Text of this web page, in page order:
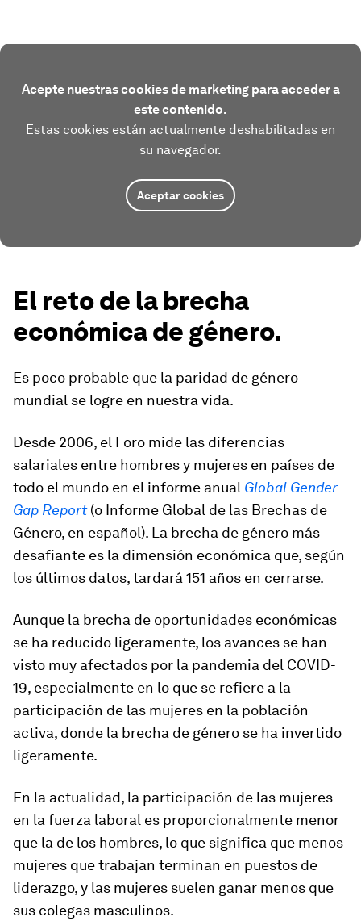
Acepte nuestras cookies de marketing para acceder a
este contenido.
Estas cookies están actualmente deshabilitadas en
su navegador.
Aceptar cookies
El reto de la brecha
económica de género.
Es poco probable que la paridad de género
mundial se logre en nuestra vida.
Desde 2006, el Foro mide las diferencias
salariales entre hombres y mujeres en países de
todo el mundo en el informe anual Global Gender
Gap Report(o Informe Global de las Brechas de
Género, en español). La brecha de género más
desafiante es la dimensión económica que, según
los últimos datos, tardará 151 años en cerrarse.
Aunque la brecha de oportunidades económicas
se ha reducido ligeramente, los avances se han
visto muy afectados por la pandemia del COVID-
19, especialmente en lo que se refiere a la
participación de las mujeres en la población
activa, donde la brecha de género se ha invertido
ligeramente.
En la actualidad, la participación de las mujeres
en la fuerza laboral es proporcionalmente menor
que la de los hombres, lo que significa que menos
mujeres que trabajan terminan en puestos de
liderazgo, y las mujeres suelen ganar menos que
sus colegas masculinos.